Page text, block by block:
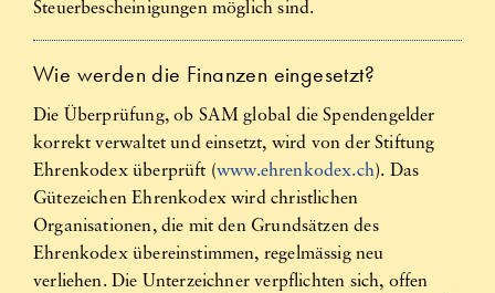
Steuerbescheinigungen möglich sind.
Wie werden die Finanzen eingesetzt?
Die Überprüfung, ob SAM global die Spendengelder
korrekt verwaltet und einsetzt, wird von der Stiftung
Ehrenkodex überprüft (www.ehrenkodex.ch). Das
Gütezeichen Ehrenkodex wird christlichen
Organisationen, die mit den Grundsätzen des
Ehrenkodex übereinstimmen, regelmässig neu
verliehen. Die Unterzeichner verpflichten sich, offen